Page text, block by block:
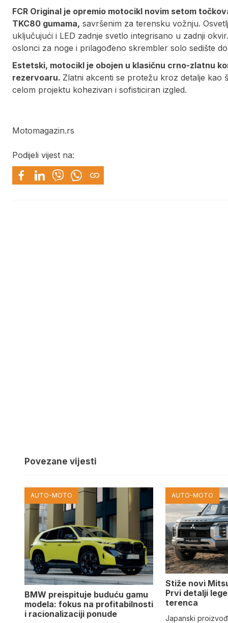
FCR Original je opremio motocikl novim setom
TKC80 gumama, savršenim za terensku vožnju.
uključujući i LED zadnje svetlo integrisano u zadnji
oslonci za noge i prilagođeno skrembler solo sedište
Estetski, motocikl je obojen u klasičnu crno-zlatnu
rezervoaru. Zlatni akcenti se protežu kroz detalje
celom projektu kohezivan i sofisticiran izgled.
Motomagazin.rs
Podijeli vijest na:
Povezane vijesti
AUTO-MOTO
BMW preispituje buduću gamu
modela: fokus na profitabilnosti
i racionalizaciji ponude
AUTO-MOTO
Stiže novi
Prvi detalji
terenca
Japanski